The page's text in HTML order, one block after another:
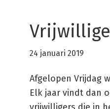
24 januari 2019
Afgelopen Vrijdag
Elk jaar vindt dan